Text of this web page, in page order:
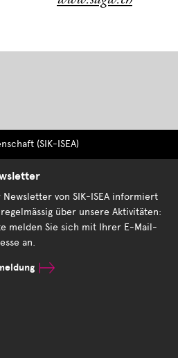
(SIK-ISEA)
Newsletter von SIK-ISEA informiert
über unsere Aktivitäten:
melden Sie sich mit Ihrer E-Mail-
an.